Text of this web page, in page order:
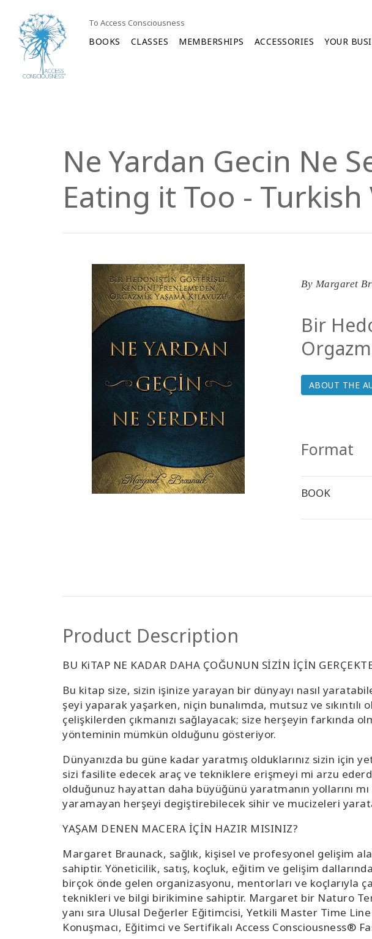
To Access Consciousness
BOOKS CLASSES MEMBERSHIPS ACCESSORIES YOUR
Ne Yardan Gecin Ne
Eating it Too - Turkish
By Margaret
Bir
ABOUT THE
Format
BOOK
Product Description
BU KiTAP NE KADAR DAHA ÇOĞUNUN SİZİN İÇİN
Bu kitap size, sizin işinize yarayan bir dünyayı nasıl
şeyi yaparak yaşarken, niçin bunalımda, mutsuz ve sıkıntılı
çelişkilerden çıkmanızı sağlayacak; size herşeyin farkında
yönteminin mümkün olduğunu gösteriyor.
Dünyanızda bu güne kadar yaratmış olduklarınız sizin için
sizi fasilite edecek araç ve tekniklere erişmeyi mi arzu
olduğunuz hayattan daha büyüğünü yaratmanın yollarını mı
yaramayan herşeyi degiştirebilecek sihir ve mucizeleri
YAŞAM DENEN MACERA İÇİN HAZIR MISINIZ?
Margaret Braunack, sağlık, kişisel ve profesyonel gelişim
sahiptir. Yöneticilik, satış, koçluk, eğitim ve gelişim
birçok önde gelen organizasyonu, mentorları ve koçlarıyla
teknikleri ve bilgi birikimine sahiptir. Margaret bir Naturo
yanı sıra Ulusal Değerler Eğitimcisi, Yetkili Master Time
Konuşmacı, Eğitimci ve Sertifikalı Access Consciousness®